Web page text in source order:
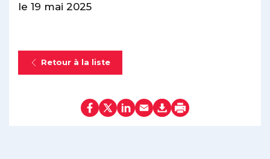
le 19 mai 2025
Retour à la liste